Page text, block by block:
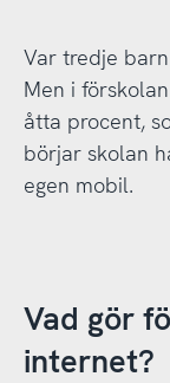
Var tredje
Men i
åtta procent,
börjar skolan
egen mobil.
Vad gör
internet?